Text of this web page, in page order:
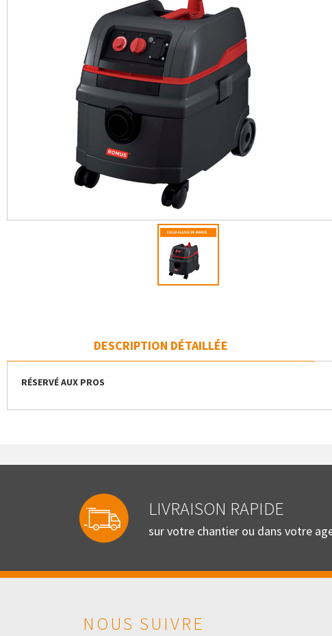
DESCRIPTION DÉTAILLÉE
RÉSERVÉ AUX PROS
LIVRAISON RAPIDE
sur votre chantier ou dans votre
NOUS SUIVRE